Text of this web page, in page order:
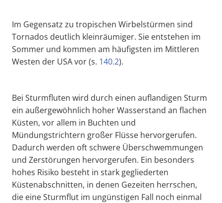
Im Gegensatz zu tropischen Wirbelstürmen sind
Tornados deutlich kleinräumiger. Sie entstehen im
Sommer und kommen am häufigsten im Mittleren
Westen der USA vor (s. 140.2).
Bei Sturmfluten wird durch einen auflandigen Sturm
ein außergewöhnlich hoher Wasserstand an flachen
Küsten, vor allem in Buchten und
Mündungstrichtern großer Flüsse hervorgerufen.
Dadurch werden oft schwere Überschwemmungen
und Zerstörungen hervorgerufen. Ein besonders
hohes Risiko besteht in stark gegliederten
Küstenabschnitten, in denen Gezeiten herrschen,
die eine Sturmflut im ungünstigen Fall noch einmal